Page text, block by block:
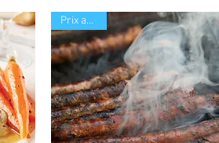
Prix au Kilo